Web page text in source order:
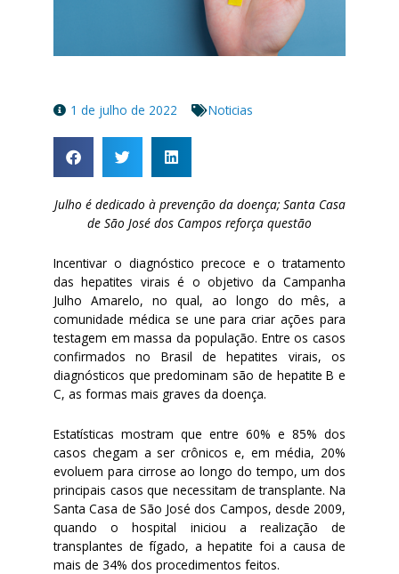
1 de julho de 2022 Noticias
Julho é dedicado à prevenção da doença; Santa Casa
de São José dos Campos reforça questão
Incentivar o diagnóstico precoce e o tratamento
das hepatites virais é o objetivo da Campanha
Julho Amarelo, no qual, ao longo do mês, a
comunidade médica se une para criar ações para
testagem em massa da população. Entre os casos
confirmados no Brasil de hepatites virais, os
diagnósticos que predominam são de hepatite B e
C, as formas mais graves da doença.
Estatísticas mostram que entre 60% e 85% dos
casos chegam a ser crônicos e, em média, 20%
evoluem para cirrose ao longo do tempo, um dos
principais casos que necessitam de transplante. Na
Santa Casa de São José dos Campos, desde 2009,
quandoo hospital iniciou a realização de
transplantes de fígado, a hepatite foi a causa de
mais de 34% dos procedimentos feitos.